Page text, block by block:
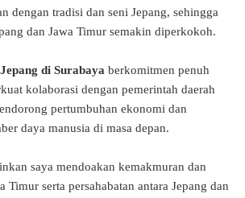
dengan tradisi dan seni Jepang, sehingga
dan Jawa Timur semakin diperkokoh.
di Surabaya berkomitmen penuh
kolaborasi dengan pemerintah daerah
pertumbuhan ekonomi dan
daya manusia di masa depan.
saya mendoakan kemakmuran dan
Timur serta persahabatan antara Jepang dan